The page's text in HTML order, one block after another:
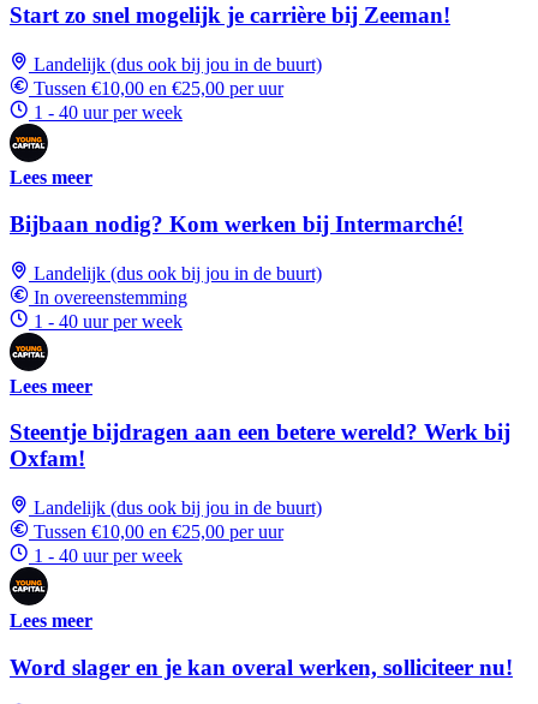
Start zo snel mogelijk je carrière bij Zeeman!
Landelijk (dus ook bij jou in de buurt)
Tussen €10,00 en €25,00 per uur
1 - 40 uur per week
Lees meer
Bijbaan nodig? Kom werken bij Intermarché!
Landelijk (dus ook bij jou in de buurt)
In overeenstemming
1 - 40 uur per week
Lees meer
Steentje bijdragen aan een betere wereld? Werk bij
Oxfam!
Landelijk (dus ook bij jou in de buurt)
Tussen €10,00 en €25,00 per uur
1 - 40 uur per week
Lees meer
Word slager en je kan overal werken, solliciteer nu!